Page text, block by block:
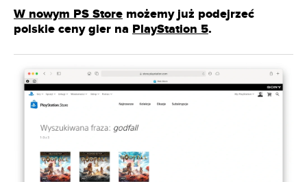
W nowym PS Store możemy już podejrzeć
polskie ceny gier na PlayStation 5.